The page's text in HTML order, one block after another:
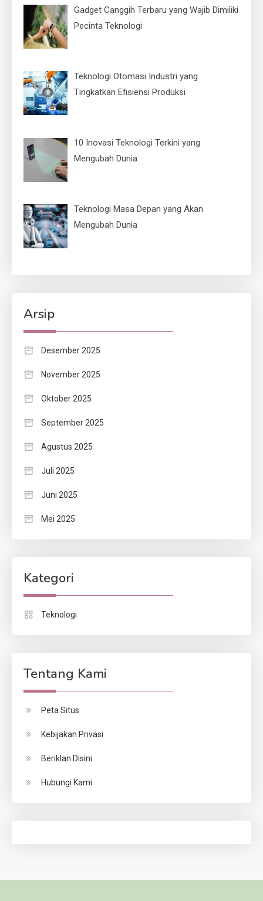
Gadget Canggih Terbaru yang Wajib Dimiliki
Pecinta Teknologi
Teknologi Otomasi Industri yang
Tingkatkan Efisiensi Produksi
10 Inovasi Teknologi Terkini yang
Mengubah Dunia
Teknologi Masa Depan yang Akan
Mengubah Dunia
Arsip
Desember 2025
November 2025
Oktober 2025
September 2025
Agustus 2025
Juli 2025
Juni 2025
Mei 2025
Kategori
Teknologi
Tentang Kami
Peta Situs
Kebijakan Privasi
Beriklan Disini
Hubungi Kami